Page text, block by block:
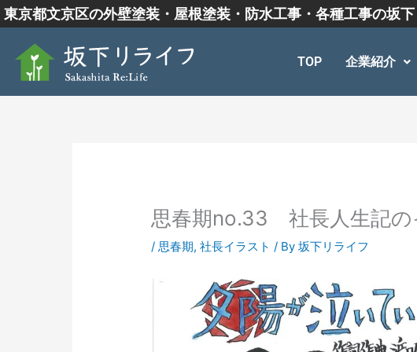
内
容
東京都文京区の外壁塗装・屋根塗装・防水工事・各種工事の坂
TOP 企業紹介
思春期no.33 社長人生記の
/思春期,社長イラスト / By坂下リライフ